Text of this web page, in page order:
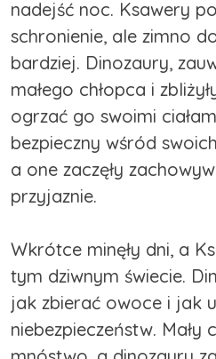
nadejść noc. Ksawery
schronienie, ale zimno
bardziej. Dinozaury,
małego chłopca i
ogrzać go swoimi
bezpieczny wśród
a one zaczęły
przyjaznie.
Wkrótce minęły dni, a
tym dziwnym świecie.
jak zbierać owoce i jak
niebezpieczeństw. Mały